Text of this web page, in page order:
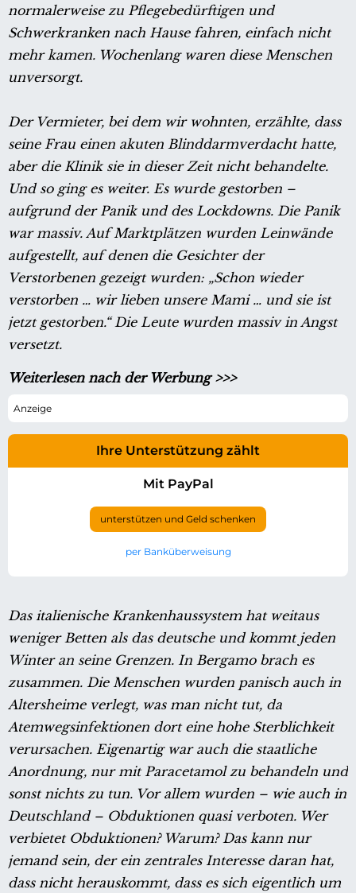
normalerweise zu Pflegebedürftigen und
Schwerkranken nach Hause fahren, einfach nicht
mehr kamen. Wochenlang waren diese Menschen
unversorgt.
Der Vermieter, bei dem wir wohnten, erzählte, dass
seine Frau einen akuten Blinddarmverdacht hatte,
aber die Klinik sie in dieser Zeit nicht behandelte.
Und so ging es weiter. Es wurde gestorben –
aufgrund der Panik und des Lockdowns. Die Panik
war massiv. Auf Marktplätzen wurden Leinwände
aufgestellt, auf denen die Gesichter der
Verstorbenen gezeigt wurden: „Schon wieder
verstorben … wir lieben unsere Mami … und sie ist
jetzt gestorben.“ Die Leute wurden massiv in Angst
versetzt.
Weiterlesen nach der Werbung >>>
Ihre Unterstützung zählt
Mit PayPal
unterstützen und Geld schenken
per Banküberweisung
Das italienische Krankenhaussystem hat weitaus
weniger Betten als das deutsche und kommt jeden
Winter an seine Grenzen. In Bergamo brach es
zusammen. Die Menschen wurden panisch auch in
Altersheime verlegt, was man nicht tut, da
Atemwegsinfektionen dort eine hohe Sterblichkeit
verursachen. Eigenartig war auch die staatliche
Anordnung, nur mit Paracetamol zu behandeln und
sonst nichts zu tun. Vor allem wurden – wie auch in
Deutschland – Obduktionen quasi verboten. Wer
verbietet Obduktionen? Warum? Das kann nur
jemand sein, der ein zentrales Interesse daran hat,
dass nicht herauskommt, dass es sich eigentlich um